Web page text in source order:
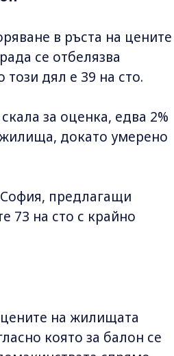
в ръста на цените
се отбелязва
дял е 39 на сто.
за оценка, едва 2%
докато умерено
София, предлагащи
73 на сто с крайно
на жилищата
която за балон се